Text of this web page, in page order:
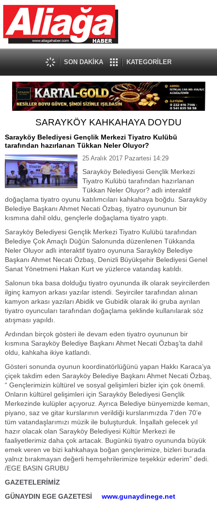
SON DAKİKA KATEGORİLER
SARAYKÖY KAHKAHAYA DOYDU
Sarayköy Belediyesi Gençlik Merkezi Tiyatro Kulübü
tarafından hazırlanan Tükkan Neler Oluyor?
25 Aralık 2017 Pazartesi 14:29
Sarayköy Belediyesi Gençlik Merkezi
Tiyatro Kulübü tarafından hazırlanan
Tükkan Neler Oluyor? adlı interaktif
doğaçlama tiyatro oyunu katılımcıları kahkahaya boğdu. Sarayköy
Belediye Başkanı Ahmet Necati Özbaş, tiyatro oyununun bir
kısmına dahil oldu, gençlerle doğaçlama tiyatro yaptı.
Sarayköy Belediyesi Gençlik Merkezi Tiyatro Kulübü tarafından
Belediye Çok Amaçlı Düğün Salonunda düzenlenen Tükkanda
Neler Oluyor adlı interaktif tiyatro oyununa Sarayköy Belediye
Başkanı Ahmet Necati Özbaş, Denizli Büyükşehir Belediyesi Genel
Sanat Yönetmeni Hakan Kurt ve yüzlerce vatandaş katıldı.
Salonun tıka basa dolduğu tiyatro oyununda ilk olarak seyircilerden
ilginç kamyon arkası yazılar istendi. Seyirciler tarafından alınan
kamyon arkası yazıları Abidik ve Gubidik olarak iki gruba ayrılan
tiyatro oyuncuları tarafından doğaçlama şeklinde kullanılarak söz
atışması yapıldı.
Ardından birçok gösteri ile devam eden tiyatro oyununun bir
kısmına Sarayköy Belediye Başkanı Ahmet Necati Özbaş’ta dahil
oldu, kahkaha ikiye katlandı.
Gösteri sonunda oyunun koordinatörlüğünü yapan Hakkı Karaca’ya
çiçek takdim eden Sarayköy Belediye Başkanı Ahmet Necati Özbaş,
“ Gençlerimizin kültürel ve sosyal gelişimleri bizler için çok önemli.
Onların kültürel gelişimleri için Sarayköy Belediyesi Gençlik
Merkezinde kulüpler açıyoruz. Ayrıca Belediye bünyemizde keman,
piyano, saz ve gitar kurslarının verildiği kurslarımızda 7’den 70’e
tüm vatandaşlarımızı müzik ile buluşturduk. İnşallah gelecek yıl
hazır olacak olan Sarayköy Belediyesi Kültür Merkezi ile
faaliyetlerimiz daha çok artacak. Bugünkü tiyatro oyununda büyük
emek veren ve bizi kahkahaya boğan gençlerimize, bizleri burada
yalnız bırakmayan değerli hemşehrilerimize teşekkür ederim” dedi.
/EGE BASIN GRUBU
GAZETELERİMİZ
GÜNAYDIN EGE GAZETESİ
www.gunaydinege.net